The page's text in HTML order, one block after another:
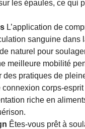
les épaules, ce qui
L’application de
sanguine dans
naturel pour
meilleure mobilité
des pratiques de
corps-
riche en
Êtes-vous prêt à